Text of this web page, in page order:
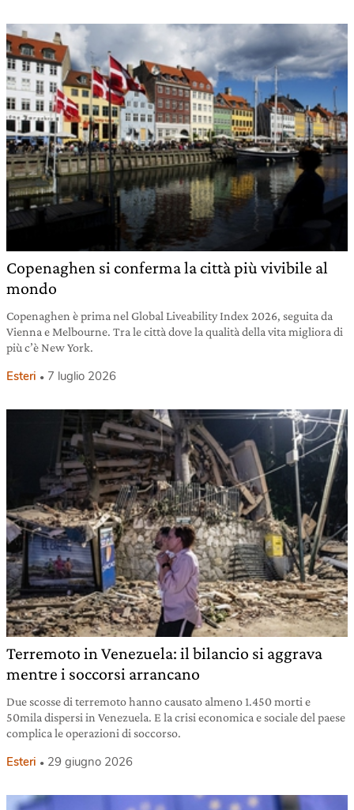
Copenaghen si conferma la città più vivibile al
mondo
Copenaghen è prima nel Global Liveability Index 2026, seguita da
Vienna e Melbourne. Tra le città dove la qualità della vita migliora di
più c’è New York.
Esteri 7 luglio 2026
Terremoto in Venezuela: il bilancio si aggrava
mentre i soccorsi arrancano
Due scosse di terremoto hanno causato almeno 1.450 morti e
50mila dispersi in Venezuela. E la crisi economica e sociale del paese
complica le operazioni di soccorso.
Esteri 29 giugno 2026